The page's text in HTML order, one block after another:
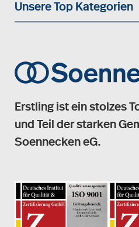
Unsere Top Kategorien
Erstling ist ein stolzes
und Teil der starken
Soennecken eG.